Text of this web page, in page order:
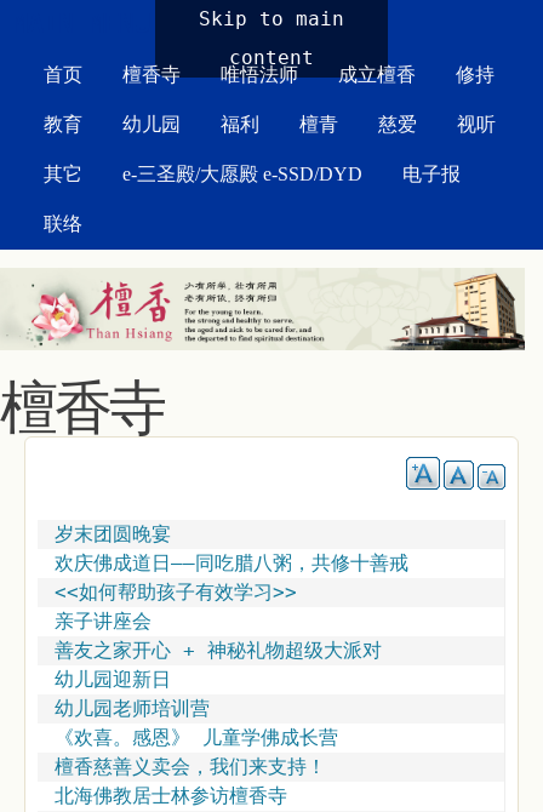
Skip to main
content
首页 檀香寺 唯悟法师 成立檀香 修持
教育 幼儿园 福利 檀青 慈爱 视听
其它 e-三圣殿/大愿殿 e-SSD/DYD 电子报
联络
檀香寺
岁末团圆晚宴
欢庆佛成道日——同吃腊八粥，共修十善戒
<<如何帮助孩子有效学习>>
亲子讲座会
善友之家开心 + 神秘礼物超级大派对
幼儿园迎新日
幼儿园老师培训营
《欢喜。感恩》 儿童学佛成长营
檀香慈善义卖会，我们来支持！
北海佛教居士林参访檀香寺